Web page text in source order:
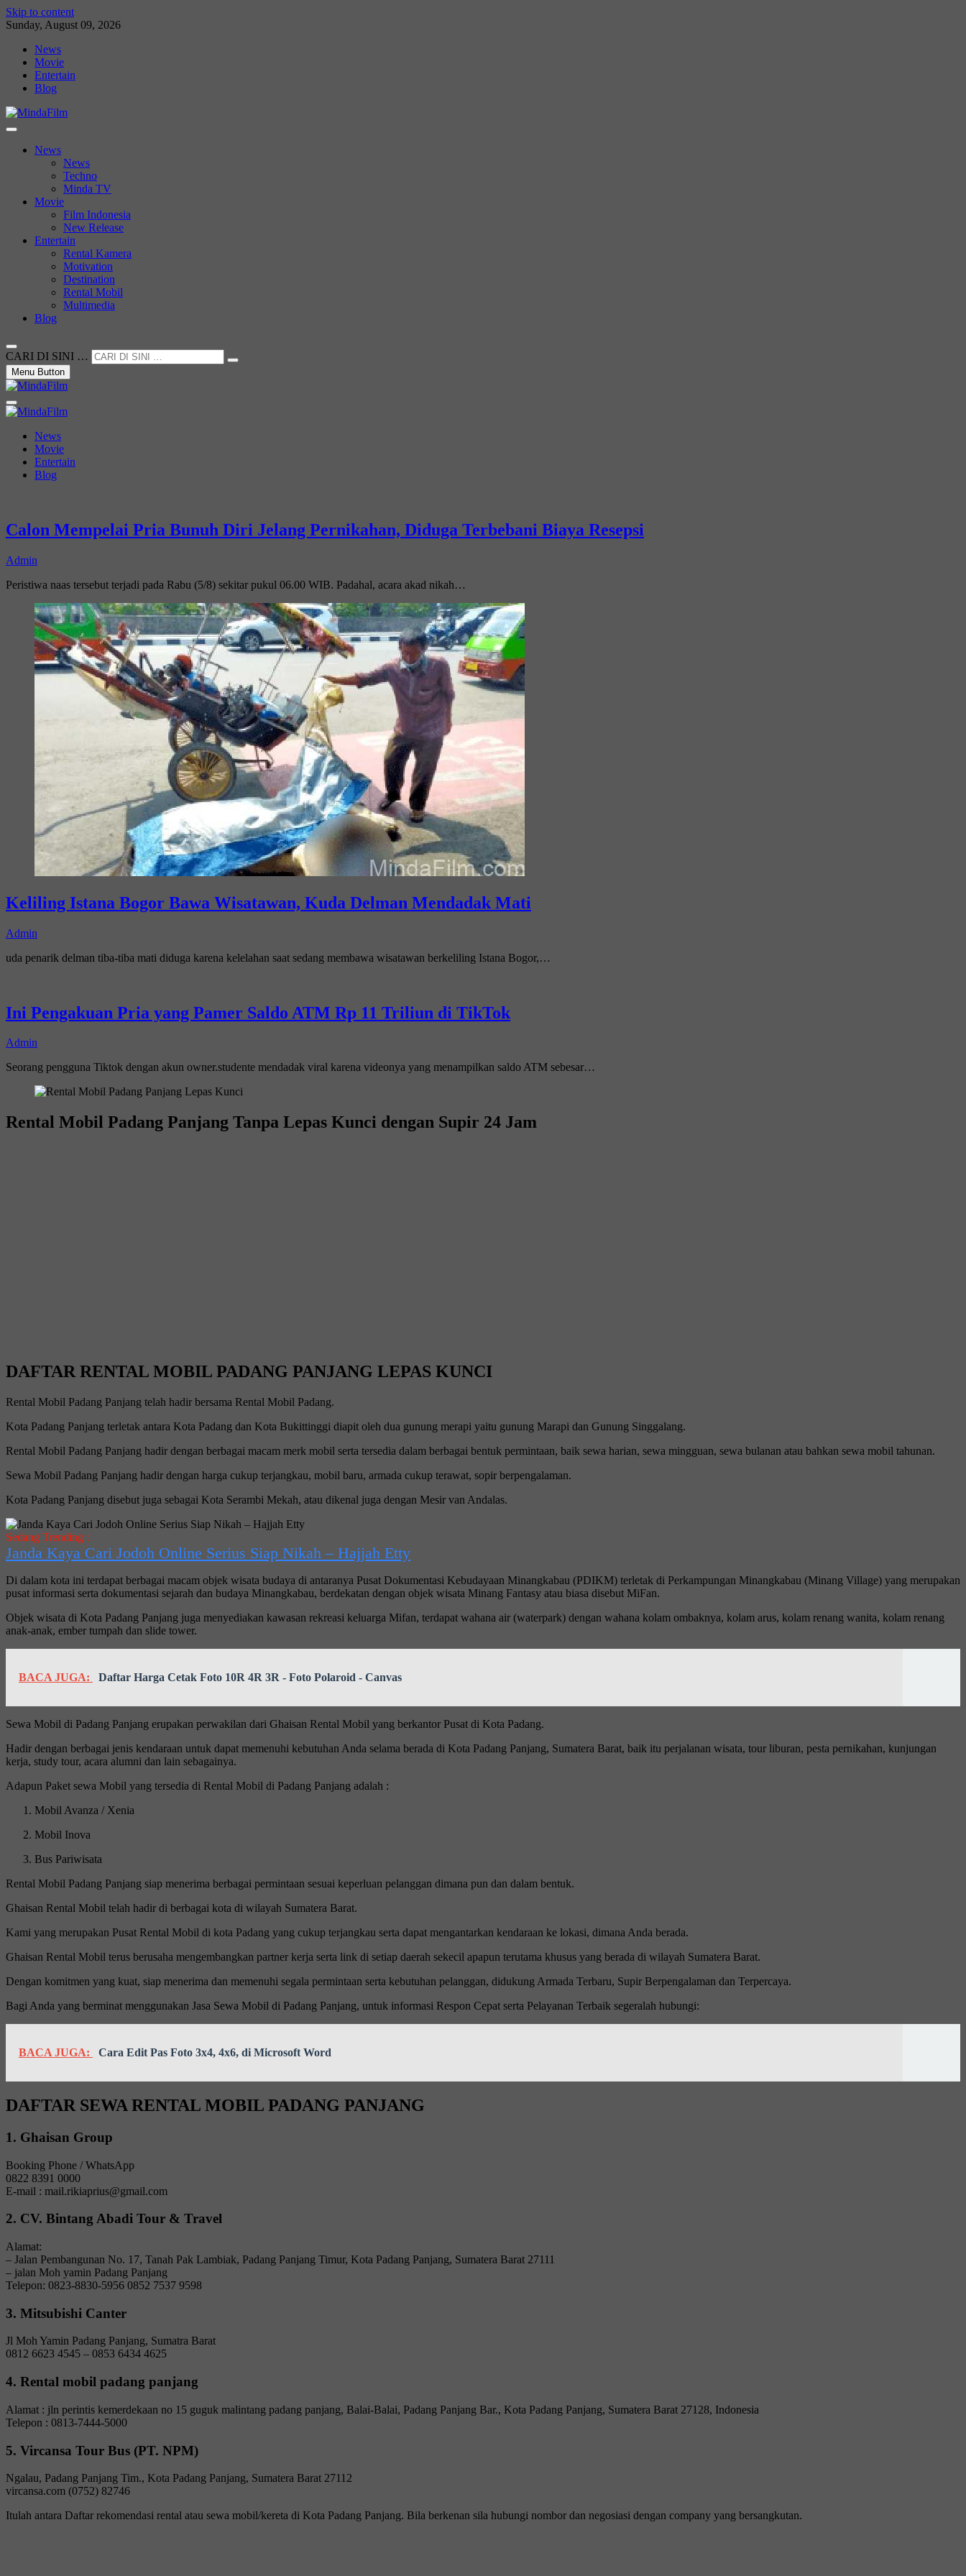
Skip to content
Sunday, August 09, 2026
News
Movie
Entertain
Blog
News
News
Techno
Minda TV
Movie
Film Indonesia
New Release
Entertain
Rental Kamera
Motivation
Destination
Rental Mobil
Multimedia
Blog
CARI DI SINI …
Menu Button
MindaFilm
Not Just a Movie
News
Movie
Entertain
Blog
Calon Mempelai Pria Bunuh Diri Jelang Pernikahan, Diduga Terbebani Biaya Resepsi
Admin
Peristiwa naas tersebut terjadi pada Rabu (5/8) sekitar pukul 06.00 WIB. Padahal, acara akad nikah…
Keliling Istana Bogor Bawa Wisatawan, Kuda Delman Mendadak Mati
Admin
uda penarik delman tiba-tiba mati diduga karena kelelahan saat sedang membawa wisatawan berkeliling Istana Bogor,…
Ini Pengakuan Pria yang Pamer Saldo ATM Rp 11 Triliun di TikTok
Admin
Seorang pengguna Tiktok dengan akun owner.studente mendadak viral karena videonya yang menampilkan saldo ATM sebesar…
Rental Mobil Padang Panjang Tanpa Lepas Kunci dengan Supir 24 Jam
DAFTAR RENTAL MOBIL PADANG PANJANG LEPAS KUNCI
Rental Mobil Padang Panjang telah hadir bersama Rental Mobil Padang.
Kota Padang Panjang terletak antara Kota Padang dan Kota Bukittinggi diapit oleh dua gunung merapi yaitu gunung Marapi dan Gunung Singgalang.
Rental Mobil Padang Panjang hadir dengan berbagai macam merk mobil serta tersedia dalam berbagai bentuk permintaan, baik sewa harian, sewa mingguan, sewa bulanan atau bahkan sewa mobil tahunan.
Sewa Mobil Padang Panjang hadir dengan harga cukup terjangkau, mobil baru, armada cukup terawat, sopir berpengalaman.
Kota Padang Panjang disebut juga sebagai Kota Serambi Mekah, atau dikenal juga dengan Mesir van Andalas.
Sedang Trending :
Janda Kaya Cari Jodoh Online Serius Siap Nikah – Hajjah Etty
Di dalam kota ini terdapat berbagai macam objek wisata budaya di antaranya Pusat Dokumentasi Kebudayaan Minangkabau (PDIKM) terletak di Perkampungan Minangkabau (Minang Village) yang merupakan
pusat informasi serta dokumentasi sejarah dan budaya Minangkabau, berdekatan dengan objek wisata Minang Fantasy atau biasa disebut MiFan.
Objek wisata di Kota Padang Panjang juga menyediakan kawasan rekreasi keluarga Mifan, terdapat wahana air (waterpark) dengan wahana kolam ombaknya, kolam arus, kolam renang wanita, kolam renang
anak-anak, ember tumpah dan slide tower.
BACA JUGA: Daftar Harga Cetak Foto 10R 4R 3R - Foto Polaroid - Canvas
Sewa Mobil di Padang Panjang erupakan perwakilan dari Ghaisan Rental Mobil yang berkantor Pusat di Kota Padang.
Hadir dengan berbagai jenis kendaraan untuk dapat memenuhi kebutuhan Anda selama berada di Kota Padang Panjang, Sumatera Barat, baik itu perjalanan wisata, tour liburan, pesta pernikahan, kunjungan
kerja, study tour, acara alumni dan lain sebagainya.
Adapun Paket sewa Mobil yang tersedia di Rental Mobil di Padang Panjang adalah :
Mobil Avanza / Xenia
Mobil Inova
Bus Pariwisata
Rental Mobil Padang Panjang siap menerima berbagai permintaan sesuai keperluan pelanggan dimana pun dan dalam bentuk.
Ghaisan Rental Mobil telah hadir di berbagai kota di wilayah Sumatera Barat.
Kami yang merupakan Pusat Rental Mobil di kota Padang yang cukup terjangkau serta dapat mengantarkan kendaraan ke lokasi, dimana Anda berada.
Ghaisan Rental Mobil terus berusaha mengembangkan partner kerja serta link di setiap daerah sekecil apapun terutama khusus yang berada di wilayah Sumatera Barat.
Dengan komitmen yang kuat, siap menerima dan memenuhi segala permintaan serta kebutuhan pelanggan, didukung Armada Terbaru, Supir Berpengalaman dan Terpercaya.
Bagi Anda yang berminat menggunakan Jasa Sewa Mobil di Padang Panjang, untuk informasi Respon Cepat serta Pelayanan Terbaik segeralah hubungi:
BACA JUGA: Cara Edit Pas Foto 3x4, 4x6, di Microsoft Word
DAFTAR SEWA RENTAL MOBIL PADANG PANJANG
1. Ghaisan Group
Booking Phone / WhatsApp
0822 8391 0000
E-mail : mail.rikiaprius@gmail.com
2. CV. Bintang Abadi Tour & Travel
Alamat:
– Jalan Pembangunan No. 17, Tanah Pak Lambiak, Padang Panjang Timur, Kota Padang Panjang, Sumatera Barat 27111
– jalan Moh yamin Padang Panjang
Telepon: 0823-8830-5956 0852 7537 9598
3. Mitsubishi Canter
Jl Moh Yamin Padang Panjang, Sumatra Barat
0812 6623 4545 – 0853 6434 4625
4. Rental mobil padang panjang
Alamat : jln perintis kemerdekaan no 15 guguk malintang padang panjang, Balai-Balai, Padang Panjang Bar., Kota Padang Panjang, Sumatera Barat 27128, Indonesia
Telepon : 0813-7444-5000
5. Vircansa Tour Bus (PT. NPM)
Ngalau, Padang Panjang Tim., Kota Padang Panjang, Sumatera Barat 27112
vircansa.com (0752) 82746
Itulah antara Daftar rekomendasi rental atau sewa mobil/kereta di Kota Padang Panjang. Bila berkenan sila hubungi nombor dan negosiasi dengan company yang bersangkutan.